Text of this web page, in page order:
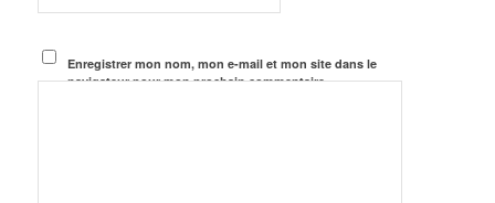
Enregistrer mon nom, mon e-mail et mon site dans le
navigateur pour mon prochain commentaire.